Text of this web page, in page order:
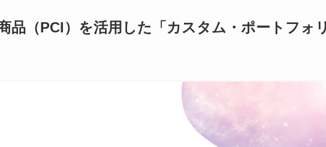
品（PCI）を活用した「カスタム・ポートフォリ